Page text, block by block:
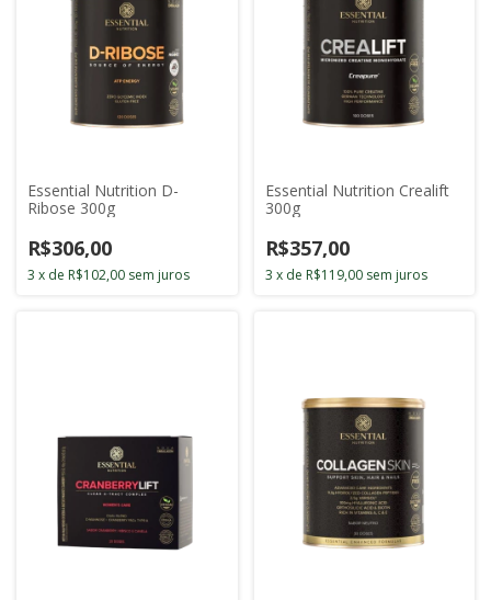
Essential Nutrition D-
Ribose 300g
R$306,00
3 x de R$102,00 sem juros
Essential Nutrition Crealift
300g
R$357,00
3 x de R$119,00 sem juros